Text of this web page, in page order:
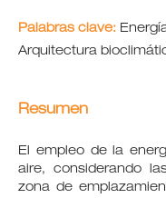
Palabras clave:
Arquitectura
Resumen
El empleo de la
aire, considerando
zona de